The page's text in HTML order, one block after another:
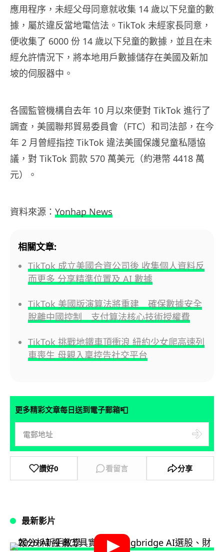
應用程序，未經父母同意就收集 14 歲以下兒童的數
據，屬於違反當地電信法。TikTok 未經家長同意，
便收集了 6000 份 14 歲以下兒童的數據，並且在未
經允許情況下，將本地用戶數據儲存在美國及新加
坡的伺服器中。
各國監管機構自去年 10 月以來便對 TikTok 進行了
調查，美國聯邦貿易委員會（FTC）和司法部，在今
年 2 月曾經指控 TikTok 違法美國保護兒童私隱協
議，對 TikTok 罰款 570 萬美元（約港幣 4418 萬
元）。
資料來源： Yonhap News
相關文章:
TikTok 成立美國合資公司後 收集個人資料反
而更多 分享精準位置及 AI 數據
TikTok 美國版演算法將重建 確保數據安全
脫離中國控制 支付算法核心技術授權費
TikTok 挑戰地鐵車頂衝浪 紐約少女爬高速列
車喪生 母親入稟控告社交平台
更多精彩文章每日送到電子郵箱📮
讚好0 看留言 分享
最新影片